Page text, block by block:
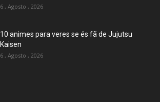
6 , Agosto , 2026
10 animes para veres se és fã de Jujutsu
Kaisen
6 , Agosto , 2026